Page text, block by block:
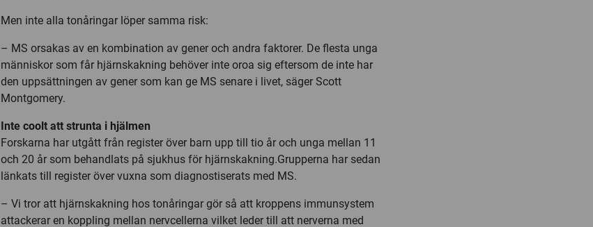
Men inte alla tonåringar löper samma risk:
– MS orsakas av en kombination av gener och andra faktorer. De flesta unga
människor som får hjärnskakning behöver inte oroa sig eftersom de inte har
den uppsättningen av gener som kan ge MS senare i livet, säger Scott
Montgomery.
Inte coolt att strunta i hjälmen
Forskarna har utgått från register över barn upp till tio år och unga mellan 11
och 20 år som behandlats på sjukhus för hjärnskakning.Grupperna har sedan
länkats till register över vuxna som diagnostiserats med MS.
– Vi tror att hjärnskakning hos tonåringar gör så att kroppens immunsystem
attackerar en koppling mellan nervcellerna vilket leder till att nerverna med